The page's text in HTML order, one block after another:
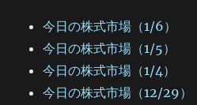
今日の株式市場（1/6）
今日の株式市場（1/5）
今日の株式市場（1/4）
今日の株式市場（12/29）